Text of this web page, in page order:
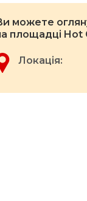
можете
площадці Hot
Локація: